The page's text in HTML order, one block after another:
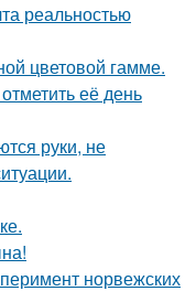
реальностью
цветовой гамме.
её день
руки, не
норвежских